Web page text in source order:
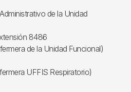
de la Unidad
8486
de la Unidad Funcional)
UFFIS Respiratorio)